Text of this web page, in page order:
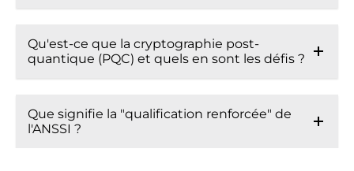
Qu'est-ce que la cryptographie post-
quantique (PQC) et quels en sont les défis ?
Que signifie la "qualification renforcée" de
l'ANSSI ?